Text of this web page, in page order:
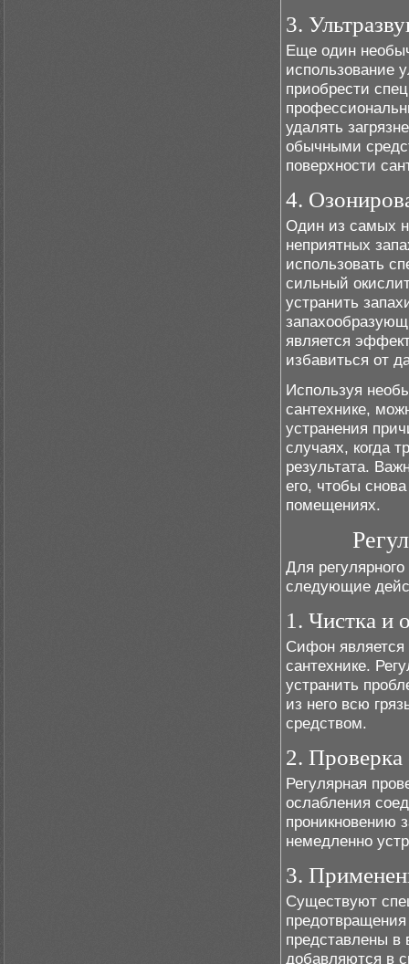
3.
Еще один
использование
приобрести
удалять
обычными
поверхности
4.
Один из самых
неприятных
использовать
сильный
устранить
является
избавиться от
Используя
сантехнике,
устранения
случаях, когда
результата.
его, чтобы
помещениях.
Для
следующие
1. Чистка и
Сифон является
сантехнике.
устранить
из него всю
средством.
2. Проверка
Регулярная
ослабления
проникновению
немедленно
3.
Существуют
представлены в
добавляются в